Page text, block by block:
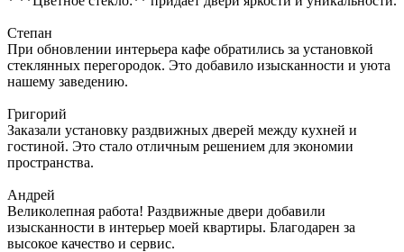
Степан
При обновлении интерьера кафе обратились за установкой
стеклянных перегородок. Это добавило изысканности и уюта
нашему заведению.
Григорий
Заказали установку раздвижных дверей между кухней и
гостиной. Это стало отличным решением для экономии
пространства.
Андрей
Великолепная работа! Раздвижные двери добавили
изысканности в интерьер моей квартиры. Благодарен за
высокое качество и сервис.